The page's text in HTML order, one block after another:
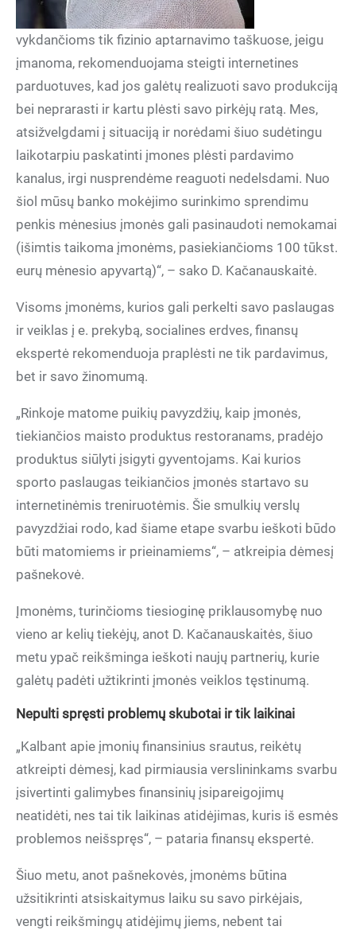
vykdančioms tik fizinio aptarnavimo taškuose, jeigu
įmanoma, rekomenduojama steigti internetines
parduotuves, kad jos galėtų realizuoti savo produkciją
bei neprarasti ir kartu plėsti savo pirkėjų ratą. Mes,
atsižvelgdami į situaciją ir norėdami šiuo sudėtingu
laikotarpiu paskatinti įmones plėsti pardavimo
kanalus, irgi nusprendėme reaguoti nedelsdami. Nuo
šiol mūsų banko mokėjimo surinkimo sprendimu
penkis mėnesius įmonės gali pasinaudoti nemokamai
(išimtis taikoma įmonėms, pasiekiančioms 100 tūkst.
eurų mėnesio apyvartą)“, – sako D. Kačanauskaitė.
Visoms įmonėms, kurios gali perkelti savo paslaugas
ir veiklas į e. prekybą, socialines erdves, finansų
ekspertė rekomenduoja praplėsti ne tik pardavimus,
bet ir savo žinomumą.
„Rinkoje matome puikių pavyzdžių, kaip įmonės,
tiekiančios maisto produktus restoranams, pradėjo
produktus siūlyti įsigyti gyventojams. Kai kurios
sporto paslaugas teikiančios įmonės startavo su
internetinėmis treniruotėmis. Šie smulkių verslų
pavyzdžiai rodo, kad šiame etape svarbu ieškoti būdo
būti matomiems ir prieinamiems“, – atkreipia dėmesį
pašnekovė.
Įmonėms, turinčioms tiesioginę priklausomybę nuo
vieno ar kelių tiekėjų, anot D. Kačanauskaitės, šiuo
metu ypač reikšminga ieškoti naujų partnerių, kurie
galėtų padėti užtikrinti įmonės veiklos tęstinumą.
Nepulti spręsti problemų skubotai ir tik laikinai
„Kalbant apie įmonių finansinius srautus, reikėtų
atkreipti dėmesį, kad pirmiausia verslininkams svarbu
įsivertinti galimybes finansinių įsipareigojimų
neatidėti, nes tai tik laikinas atidėjimas, kuris iš esmės
problemos neišspręs“, – pataria finansų ekspertė.
Šiuo metu, anot pašnekovės, įmonėms būtina
užsitikrinti atsiskaitymus laiku su savo pirkėjais,
vengti reikšmingų atidėjimų jiems, nebent tai